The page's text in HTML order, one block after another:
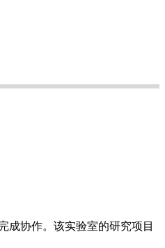
成协作。该实验室的研究项目